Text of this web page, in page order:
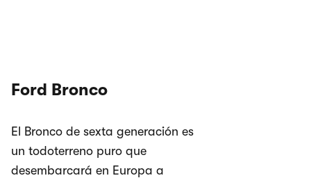
Ford Bronco
El Bronco de sexta generación es
un todoterreno puro que
desembarcará en Europa a